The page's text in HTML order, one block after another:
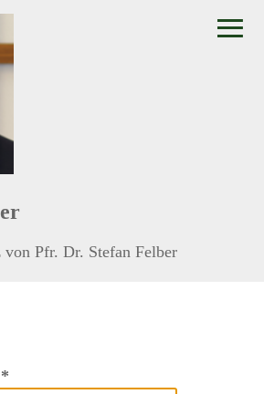
von Pfr. Dr. Stefan Felber
≡